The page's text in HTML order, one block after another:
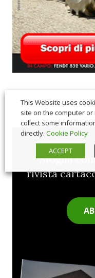
Sfoglia
rivista
This Website uses
site on the computer
collect some
directly. Cookie Policy
ACCEPT